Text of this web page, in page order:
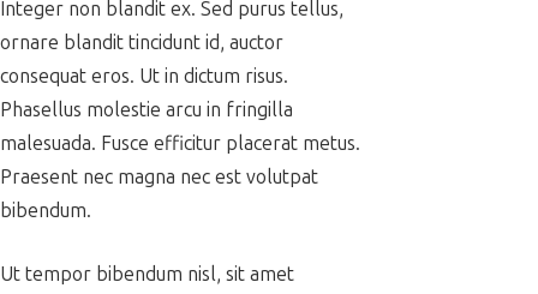
Integer non blandit ex. Sed purus tellus,
ornare blandit tincidunt id, auctor
consequat eros. Ut in dictum risus.
Phasellus molestie arcu in fringilla
malesuada. Fusce efficitur placerat metus.
Praesent nec magna nec est volutpat
bibendum.
Ut tempor bibendum nisl, sit amet